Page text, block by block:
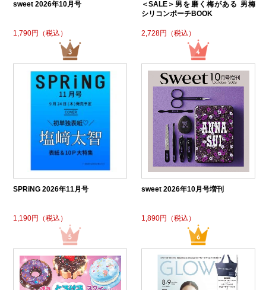
sweet 2026年10月号
1,790円（税込）
＜SALE＞男を磨く梅がある 男梅
シリコンポーチBOOK
2,728円（税込）
SPRiNG 2026年11月号
1,190円（税込）
sweet 2026年10月号増刊
1,890円（税込）